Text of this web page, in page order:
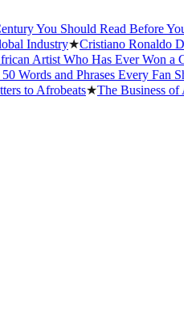
You Should Read Before You Die
★Cristiano Ronaldo
Artist Who Has Ever Won a
and Phrases Every Fan
Afrobeats★The Business of